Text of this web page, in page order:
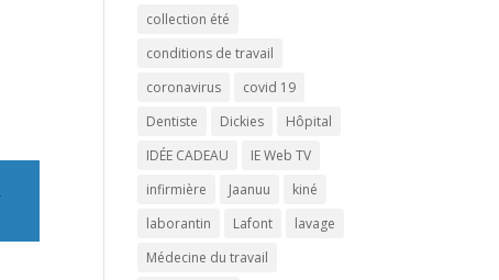
collection été
conditions de travail
coronavirus
covid 19
Dentiste
Dickies
Hôpital
IDÉE CADEAU
IE Web TV
infirmière
Jaanuu
kiné
laborantin
Lafont
lavage
Médecine du travail